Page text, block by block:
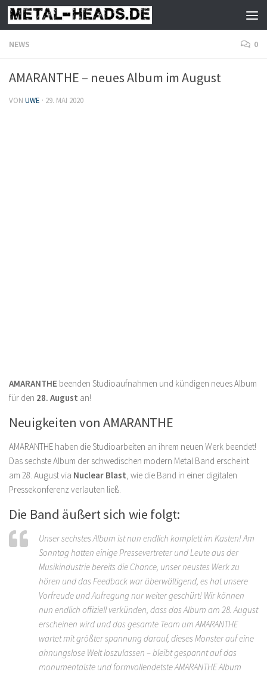
Zum Inhalt springen
NEWS 0
AMARANTHE – neues Album im August
VON UWE · 29. MAI 2020
AMARANTHE beenden Studioaufnahmen und kündigen neues Album
für den 28. August an!
Neuigkeiten von AMARANTHE
AMARANTHE haben die Studioarbeiten an ihrem neuen Werk beendet!
Das sechste Album der schwedischen modern Metal Band erscheint
am 28. August via Nuclear Blast, wie die Band in einer digitalen
Pressekonferenz verlauten ließ.
Die Band äußert sich wie folgt:
Unser sechstes Album ist nun endlich komplett im Kasten! Am
Sonntag hatten einige Pressevertreter und Leute aus der
Musikindustrie bereits die Chance, unser neustes Werk zu
hören und das Feedback war überwältigend, es hat unsere
Vorfreude und Aufregung nur weiter geschürt! Wir können
nun endlich offiziell verkünden, dass das Album am 28. August
erscheinen wird und das gesamte Team um AMARANTHE
wartet mit größter spannung darauf, dieses Monster auf eine
ahnungslose Welt loszulassen – bleibt gespannt auf das
monumentalste und formvollendetste AMARANTHE Album